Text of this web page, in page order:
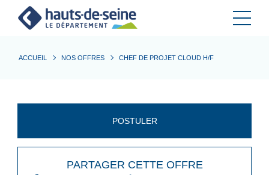
ACCUEIL NOS OFFRES CHEF DE PROJET CLOUD H/F
POSTULER
PARTAGER CETTE OFFRE
Cookies et traceurs utilisés sur ce site.